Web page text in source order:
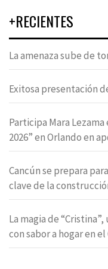
+RECIENTES
La amenaza sube de
Exitosa presentación
Participa Mara
2026” en Orlando en
Cancún se prepara
clave de la
La magia de
con sabor a hogar en